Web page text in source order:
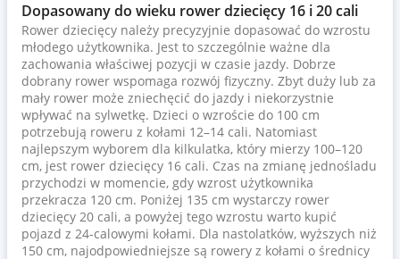
Dopasowany do wieku rower dziecięcy 16 i 20 cali
Rower dziecięcy należy precyzyjnie dopasować do wzrostu
młodego użytkownika. Jest to szczególnie ważne dla
zachowania właściwej pozycji w czasie jazdy. Dobrze
dobrany rower wspomaga rozwój fizyczny. Zbyt duży lub za
mały rower może zniechęcić do jazdy i niekorzystnie
wpływać na sylwetkę. Dzieci o wzroście do 100 cm
potrzebują roweru z kołami 12–14 cali. Natomiast
najlepszym wyborem dla kilkulatka, który mierzy 100–120
cm, jest rower dziecięcy 16 cali. Czas na zmianę jednośladu
przychodzi w momencie, gdy wzrost użytkownika
przekracza 120 cm. Poniżej 135 cm wystarczy rower
dziecięcy 20 cali, a powyżej tego wzrostu warto kupić
pojazd z 24-calowymi kołami. Dla nastolatków, wyższych niż
150 cm, najodpowiedniejsze są rowery z kołami o średnicy